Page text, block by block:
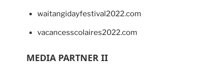
waitangidayfestival2022.com
vacancesscolaires2022.com
MEDIA PARTNER II